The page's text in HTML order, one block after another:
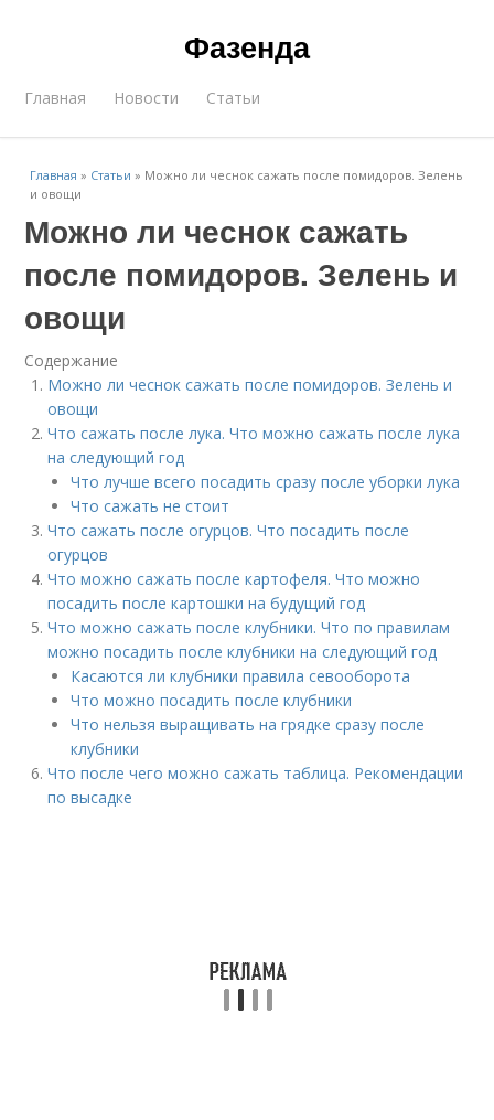
Фазенда
Главная Новости Статьи
Главная » Статьи » Можно ли чеснок сажать после помидоров. Зелень
и овощи
Можно ли чеснок сажать
после помидоров. Зелень и
овощи
Содержание
Можно ли чеснок сажать после помидоров. Зелень и
овощи
Что сажать после лука. Что можно сажать после лука
на следующий год
Что лучше всего посадить сразу после уборки лука
Что сажать не стоит
Что сажать после огурцов. Что посадить после
огурцов
Что можно сажать после картофеля. Что можно
посадить после картошки на будущий год
Что можно сажать после клубники. Что по правилам
можно посадить после клубники на следующий год
Касаются ли клубники правила севооборота
Что можно посадить после клубники
Что нельзя выращивать на грядке сразу после
клубники
Что после чего можно сажать таблица. Рекомендации
по высадке